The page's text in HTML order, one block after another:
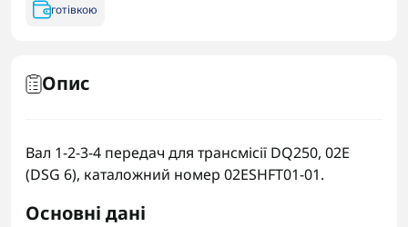
готівкою
Опис
Вал 1-2-3-4 передач для трансмісії DQ250, 02E
(DSG 6), каталожний номер 02ESHFT01-01.
Основні дані